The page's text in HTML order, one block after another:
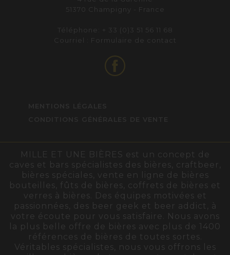
51370 Champigny - France
Téléphone: + 33 (0)3 51 56 11 68
Courriel : Formulaire de contact
MILLE ET UNE BIÈRES est un concept de
caves et bars spécialistes des bières, craftbeer,
bières spéciales, vente en ligne de bières
bouteilles, fûts de bières, coffrets de bières et
verres à bières. Des équipes motivées et
passionnées, des beer geek et beer addict, à
votre écoute pour vous satisfaire. Nous avons
la plus belle offre de bières avec plus de 1400
références de bières de toutes sortes.
Véritables spécialistes, nous vous offrons les